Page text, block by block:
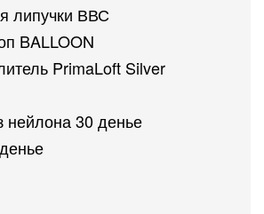
липучки ВВС
BALLOON
PrimaLoft Silver
нейлона 30 денье